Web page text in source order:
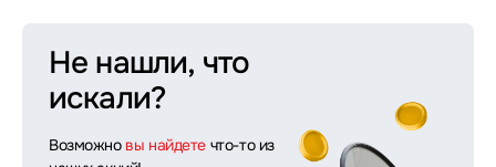
Не нашли, что
искали?
Возможно вы найдете что-то из